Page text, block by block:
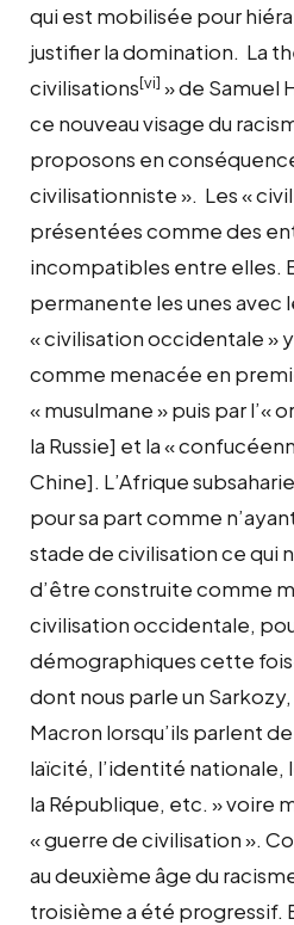
qui est mobilisée pour
justifier la domination. La
civilisations[vi] » de Samuel
ce nouveau visage du
proposons en
civilisationniste ». Les «
présentées comme des
incompatibles entre elles.
permanente les unes avec
« civilisation occidentale »
comme menacée en
« musulmane » puis par l’«
la Russie] et la «
Chine]. L’Afrique
pour sa part comme
stade de civilisation ce qui
d’être construite comme
civilisation occidentale,
démographiques cette
dont nous parle un Sarkozy,
Macron lorsqu’ils parlent
laïcité, l’identité nationale,
la République, etc. » voire
« guerre de civilisation ».
au deuxième âge du
troisième a été progressif.